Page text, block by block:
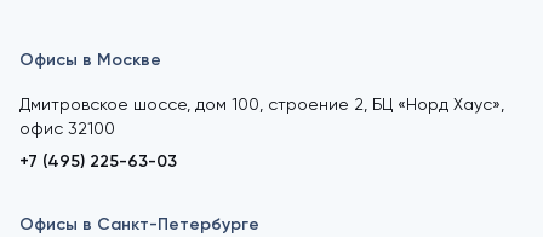
Офисы в Москве
Дмитровское шоссе, дом 100, строение 2, БЦ «Норд Хаус»,
офис 32100
+7 (495) 225-63-03
Офисы в Санкт-Петербурге